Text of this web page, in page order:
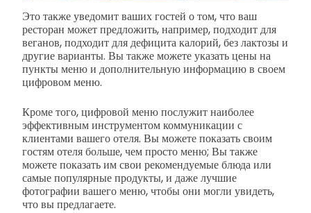
Это также уведомит ваших гостей о том, что ваш
ресторан может предложить, например, подходит для
веганов, подходит для дефицита калорий, без лактозы и
другие варианты. Вы также можете указать цены на
пункты меню и дополнительную информацию в своем
цифровом меню.
Кроме того, цифровой меню послужит наиболее
эффективным инструментом коммуникации с
клиентами вашего отеля. Вы можете показать своим
гостям отеля больше, чем просто меню; Вы также
можете показать им свои рекомендуемые блюда или
самые популярные продукты, и даже лучшие
фотографии вашего меню, чтобы они могли увидеть,
что вы предлагаете.